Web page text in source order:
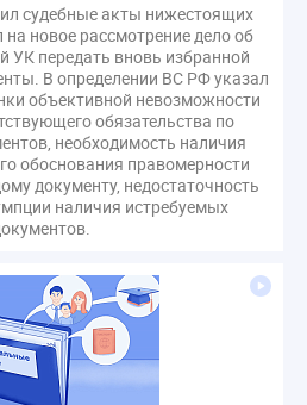
судебные акты нижестоящих
новое рассмотрение дело об
УК передать вновь избранной
В определении ВС РФ указал
объективной невозможности
обязательства по
необходимость наличия
обоснования правомерности
документу, недостаточность
наличия истребуемых